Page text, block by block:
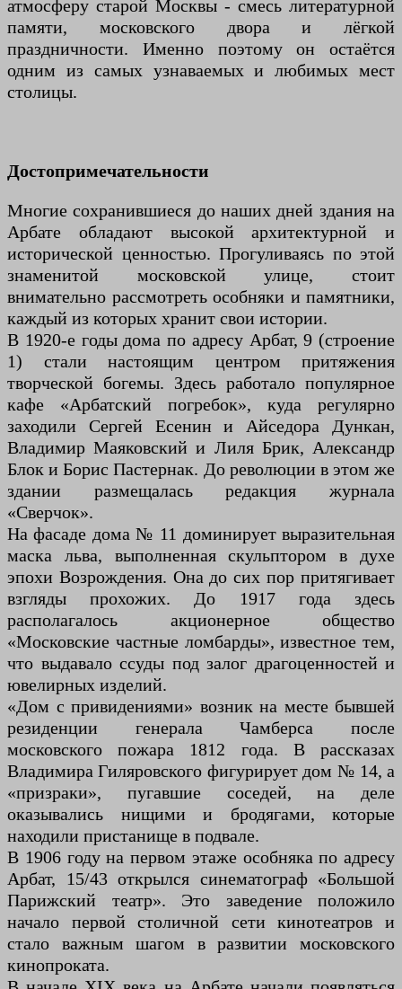
атмосферу старой Москвы - смесь литературной
памяти, московского двора и лёгкой
праздничности. Именно поэтому он остаётся
одним из самых узнаваемых и любимых мест
столицы.
Достопримечательности
Многие сохранившиеся до наших дней здания на
Арбате обладают высокой архитектурной и
исторической ценностью. Прогуливаясь по этой
знаменитой московской улице, стоит
внимательно рассмотреть особняки и памятники,
каждый из которых хранит свои истории.
В 1920-е годы дома по адресу Арбат, 9 (строение
1) стали настоящим центром притяжения
творческой богемы. Здесь работало популярное
кафе «Арбатский погребок», куда регулярно
заходили Сергей Есенин и Айседора Дункан,
Владимир Маяковский и Лиля Брик, Александр
Блок и Борис Пастернак. До революции в этом же
здании размещалась редакция журнала
«Сверчок».
На фасаде дома № 11 доминирует выразительная
маска льва, выполненная скульптором в духе
эпохи Возрождения. Она до сих пор притягивает
взгляды прохожих. До 1917 года здесь
располагалось акционерное общество
«Московские частные ломбарды», известное тем,
что выдавало ссуды под залог драгоценностей и
ювелирных изделий.
«Дом с привидениями» возник на месте бывшей
резиденции генерала Чамберса после
московского пожара 1812 года. В рассказах
Владимира Гиляровского фигурирует дом № 14, а
«призраки», пугавшие соседей, на деле
оказывались нищими и бродягами, которые
находили пристанище в подвале.
В 1906 году на первом этаже особняка по адресу
Арбат, 15/43 открылся синематограф «Большой
Парижский театр». Это заведение положило
начало первой столичной сети кинотеатров и
стало важным шагом в развитии московского
кинопроката.